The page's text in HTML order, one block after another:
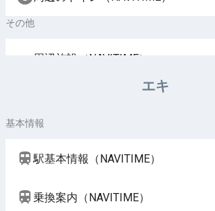
その他
周辺施設（NAVITIME）
エキ
基本情報
駅基本情報（NAVITIME）
乗換案内（NAVITIME）